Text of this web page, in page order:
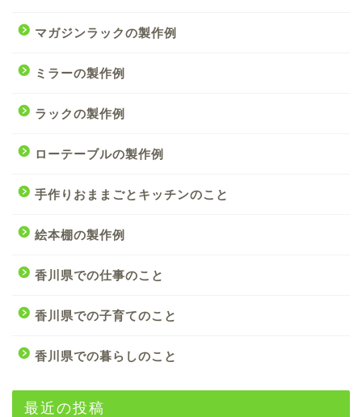
マガジンラックの製作例
ミラーの製作例
ラックの製作例
ローテーブルの製作例
手作りおままごとキッチンのこと
絵本棚の製作例
香川県での仕事のこと
香川県での子育てのこと
香川県での暮らしのこと
最近の投稿